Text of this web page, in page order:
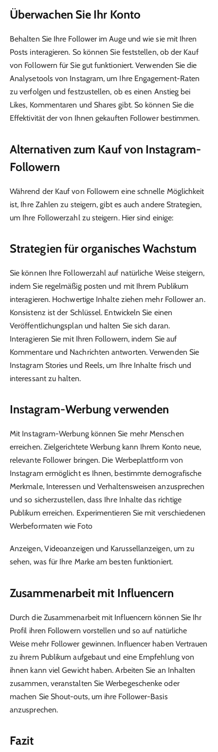
Überwachen Sie Ihr Konto
Behalten Sie Ihre Follower im Auge und wie sie mit Ihren
Posts interagieren. So können Sie feststellen, ob der Kauf
von Followern für Sie gut funktioniert. Verwenden Sie die
Analysetools von Instagram, um Ihre Engagement-Raten
zu verfolgen und festzustellen, ob es einen Anstieg bei
Likes, Kommentaren und Shares gibt. So können Sie die
Effektivität der von Ihnen gekauften Follower bestimmen.
Alternativen zum Kauf von Instagram-
Followern
Während der Kauf von Followern eine schnelle Möglichkeit
ist, Ihre Zahlen zu steigern, gibt es auch andere Strategien,
um Ihre Followerzahl zu steigern. Hier sind einige:
Strategien für organisches Wachstum
Sie können Ihre Followerzahl auf natürliche Weise steigern,
indem Sie regelmäßig posten und mit Ihrem Publikum
interagieren. Hochwertige Inhalte ziehen mehr Follower an.
Konsistenz ist der Schlüssel. Entwickeln Sie einen
Veröffentlichungsplan und halten Sie sich daran.
Interagieren Sie mit Ihren Followern, indem Sie auf
Kommentare und Nachrichten antworten. Verwenden Sie
Instagram Stories und Reels, um Ihre Inhalte frisch und
interessant zu halten.
Instagram-Werbung verwenden
Mit Instagram-Werbung können Sie mehr Menschen
erreichen. Zielgerichtete Werbung kann Ihrem Konto neue,
relevante Follower bringen. Die Werbeplattform von
Instagram ermöglicht es Ihnen, bestimmte demografische
Merkmale, Interessen und Verhaltensweisen anzusprechen
und so sicherzustellen, dass Ihre Inhalte das richtige
Publikum erreichen. Experimentieren Sie mit verschiedenen
Werbeformaten wie Foto
Anzeigen, Videoanzeigen und Karussellanzeigen, um zu
sehen, was für Ihre Marke am besten funktioniert.
Zusammenarbeit mit Influencern
Durch die Zusammenarbeit mit Influencern können Sie Ihr
Profil ihren Followern vorstellen und so auf natürliche
Weise mehr Follower gewinnen. Influencer haben Vertrauen
zu ihrem Publikum aufgebaut und eine Empfehlung von
ihnen kann viel Gewicht haben. Arbeiten Sie an Inhalten
zusammen, veranstalten Sie Werbegeschenke oder
machen Sie Shout-outs, um ihre Follower-Basis
anzusprechen.
Fazit